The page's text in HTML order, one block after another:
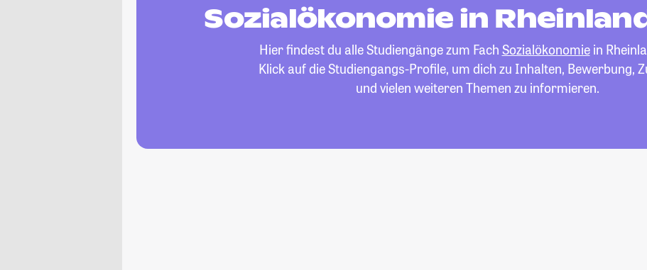
Sozialökonomie in
Hier findest du alle Studiengänge zum Fach Sozialökonomiein
Klick auf die Studiengangs-Profile, um dich zu Inhalten, Bewerbung,
und vielen weiteren Themen zu informieren.